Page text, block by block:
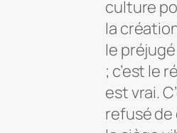
culture
la
le
; c’est le
est vrai.
refusé de